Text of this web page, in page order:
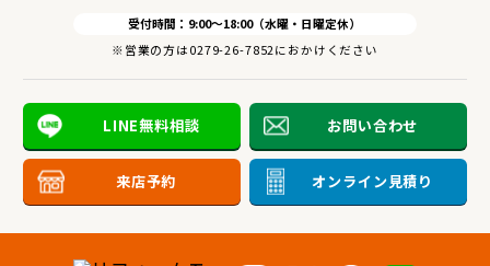
受付時間：9:00～18:00（水曜・日曜定休）
※営業の方は0279-26-7852におかけください
LINE無料相談 お問い合わせ
来店予約 オンライン見積り